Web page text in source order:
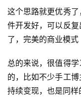
开
眼
案
例
避
坑
指
这个思路就更优秀
件开发好，可以反
了，完美的商业模式
总的来说，很值得
的，比如不少手工
持续变现，也是同样